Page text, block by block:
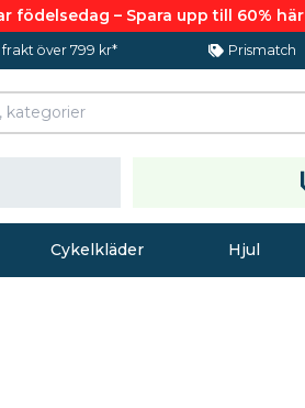
födelsedag – Spara upp till 60% här
frakt över 799 kr* Prismatch
Cykelkläder Hjul